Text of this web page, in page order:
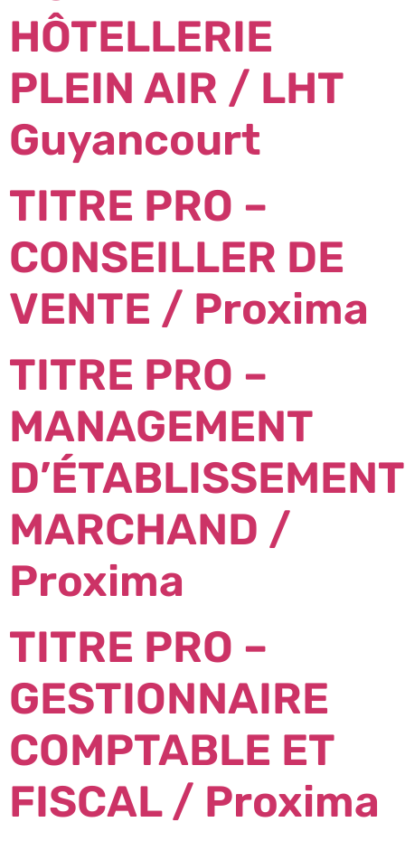
HÔTELLERIE
PLEIN AIR / LHT
Guyancourt
TITRE PRO –
CONSEILLER DE
VENTE / Proxima
TITRE PRO –
MANAGEMENT
D’ÉTABLISSEMENT
MARCHAND /
Proxima
TITRE PRO –
GESTIONNAIRE
COMPTABLE ET
FISCAL / Proxima